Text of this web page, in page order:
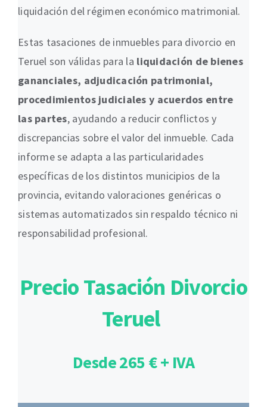
liquidación del régimen económico matrimonial.
Estas tasaciones de inmuebles para divorcio en
Teruel son válidas para la liquidación de bienes
gananciales, adjudicación patrimonial,
procedimientos judiciales y acuerdos entre
las partes, ayudando a reducir conflictos y
discrepancias sobre el valor del inmueble. Cada
informe se adapta a las particularidades
específicas de los distintos municipios de la
provincia, evitando valoraciones genéricas o
sistemas automatizados sin respaldo técnico ni
responsabilidad profesional.
Precio Tasación Divorcio
Teruel
Desde 265 € + IVA